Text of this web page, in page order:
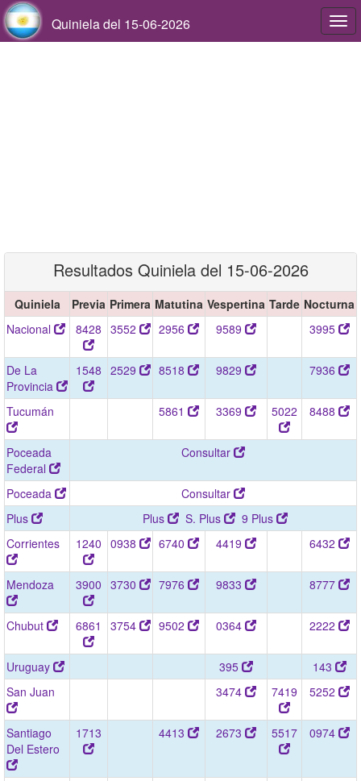
Quiniela del 15-06-2026
Resultados Quiniela del 15-06-2026
Quiniela Previa Primera Matutina Vespertina Tarde Nocturna
Nacional
8428 3552 2956 9589 3995
De La
Provincia
1548 2529 8518 9829 7936
Tucumán 5861 3369 5022 8488
Poceada
Federal
Consultar
Poceada
Consultar
Plus
Plus S. Plus
9 Plus
Corrientes
1240 0938 6740 4419 6432
Mendoza 3900 3730 7976 9833 8777
Chubut 6861 3754 9502 0364 2222
Uruguay 395
143
San Juan
3474 7419 5252
Santiago
Del Estero
1713 4413 2673 5517 0974